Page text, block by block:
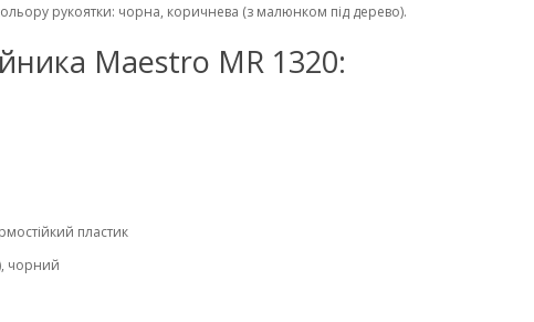
рукоятки: чорна, коричнева (з малюнком під дерево).
Maestro MR 1320:
пластик
чорний